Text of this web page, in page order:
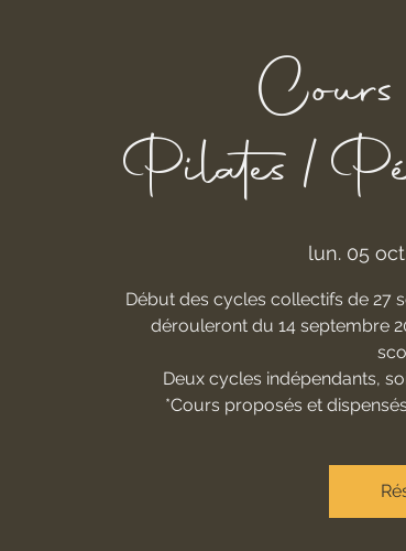
Cours
Pilates/
lun. 05
Début des cycles collectifs de 27
dérouleront du 14 septembre
Deux cycles indépendants,
*Cours proposés et